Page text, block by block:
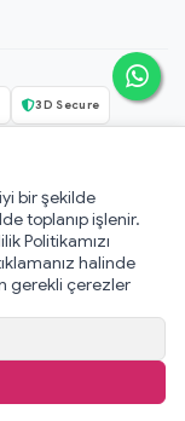
3D Secure
ile hazırlandı.
bir şekilde
toplanıp işlenir.
Politikamızı
halinde
gerekli çerezler